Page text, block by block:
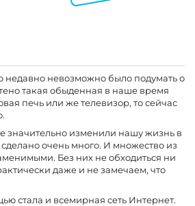
невозможно было подумать о
такая обыденная в наше время
печь или же телевизор, то сейчас
значительно изменили нашу жизнь в
очень много. И множество из
Без них не обходиться ни
даже и не замечаем, что
стала и всемирная сеть Интернет.